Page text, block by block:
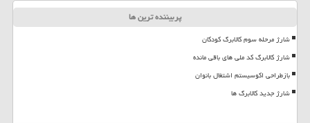
پربیننده ترین ها
شارژ مرحله سوم کالابرگ کودکان
شارژ کالابرگ کد ملی های باقی مانده
بازطراحی اکوسیستم اشتغال بانوان
شارژ جدید کالابرگ ها